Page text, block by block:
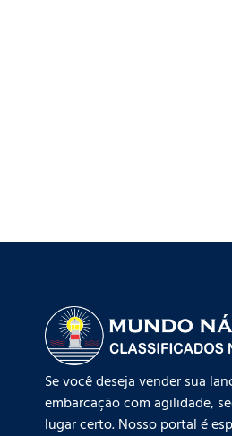
Se você deseja vender sua
embarcação com agilidade,
lugar certo. Nosso portal é